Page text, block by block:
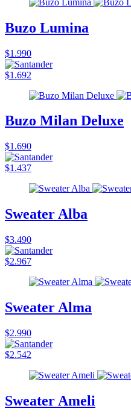
Buzo Lumina
$1.990
$1.692
Buzo Milan Deluxe
$1.690
$1.437
Sweater Alba
$3.490
$2.967
Sweater Alma
$2.990
$2.542
Sweater Ameli